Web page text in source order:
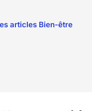
articles Bien-être